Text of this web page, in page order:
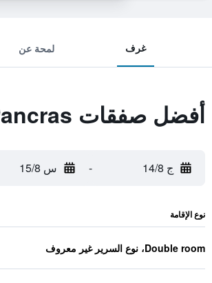
غرف لمحة عن
أفضل صفقات Premier Inn London St Pancras
ج 14/8 - س 15/8
نوع الإقامة
Double room، نوع السرير غير معروف